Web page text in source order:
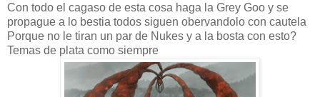
Con todo el cagaso de esta cosa haga la Grey Goo y se
propague a lo bestia todos siguen obervandolo con cautela
Porque no le tiran un par de Nukes y a la bosta con esto?
Temas de plata como siempre